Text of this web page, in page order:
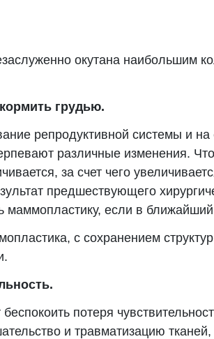
окутана наибольшим
грудью.
репродуктивной системы и
различные изменения.
за счет чего
предшествующего
если в
с сохранением
потеря
и травматизацию